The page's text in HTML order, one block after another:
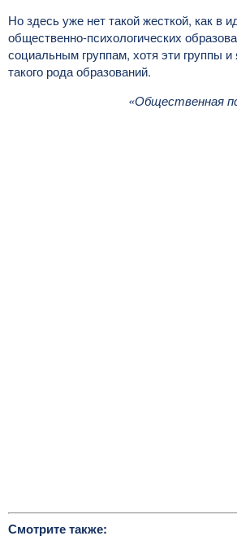
Но здесь уже нет такой жесткой, как в
общественно-психологических
социальным группам, хотя эти группы
такого рода образований.
«Общественная
Смотрите также: